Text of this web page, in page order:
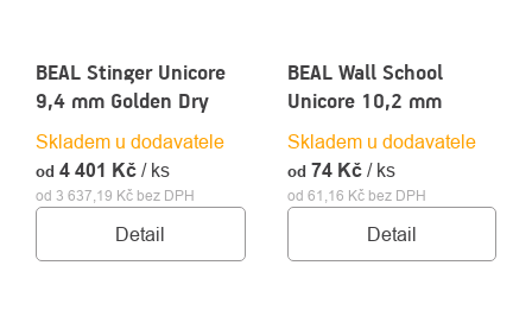
BEAL Stinger Unicore
9,4 mm Golden Dry
Skladem u dodavatele
od 3 637,19 Kč bez DPH
od 4 401 Kč / ks
Detail
BEAL Wall School
Unicore 10,2 mm
Skladem u dodavatele
od 61,16 Kč bez DPH
od 74 Kč / ks
Detail